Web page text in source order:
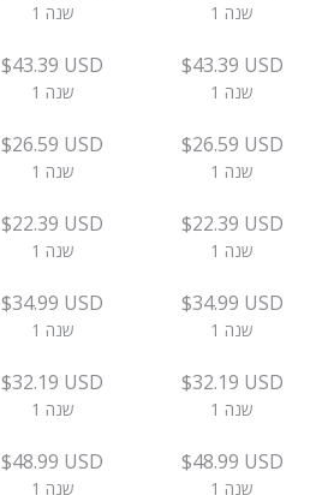
1 שנה 1 שנה
$43.39 USD
1 שנה
$43.39 USD
1 שנה
$26.59 USD
1 שנה
$26.59 USD
1 שנה
$22.39 USD
1 שנה
$22.39 USD
1 שנה
$34.99 USD
1 שנה
$34.99 USD
1 שנה
$32.19 USD
1 שנה
$32.19 USD
1 שנה
$48.99 USD
1 שנה
$48.99 USD
1 שנה